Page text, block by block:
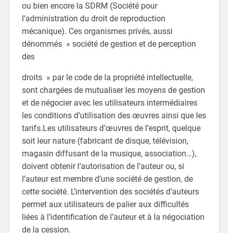
ou bien encore la SDRM (Société pour
l’administration du droit de reproduction
mécanique). Ces organismes privés, aussi
dénommés » société de gestion et de perception
des
droits » par le code de la propriété intellectuelle,
sont chargées de mutualiser les moyens de gestion
et de négocier avec les utilisateurs intermédiaires
les conditions d’utilisation des œuvres ainsi que les
tarifs.Les utilisateurs d’œuvres de l’esprit, quelque
soit leur nature (fabricant de disque, télévision,
magasin diffusant de la musique, association…),
doivent obtenir l’autorisation de l’auteur ou, si
l’auteur est membre d’une société de gestion, de
cette société. L’intervention des sociétés d’auteurs
permet aux utilisateurs de palier aux difficultés
liées à l’identification de l’auteur et à la négociation
de la cession.